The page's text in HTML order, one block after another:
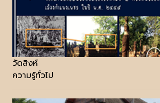
วัดสิงห์
ความรู้ทั่วไป